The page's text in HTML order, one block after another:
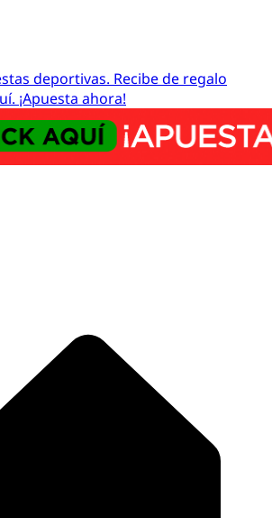
deportivas. Recibe de regalo
¡Apuesta ahora!